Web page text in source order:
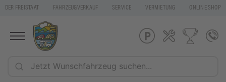
DER FREISTAAT FAHRZEUGVERKAUF SERVICE VERMIETUNG ONLINE SHOP